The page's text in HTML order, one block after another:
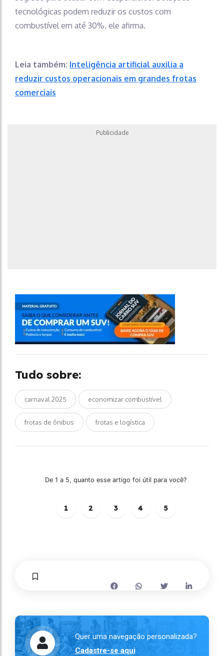
tecnológicas podem reduzir os custos com
combustível em até 30%, ele afirma.
Leia também: Inteligência artificial auxilia a
reduzir custos operacionais em grandes frotas
comerciais
Publicidade
Tudo sobre:
carnaval 2025 economizar combustível
frotas de ônibus frotas e logística
De 1 a 5, quanto esse artigo foi útil para você?
1 2 3 4 5
Quer uma navegação personalizada?
Cadastre-se aqui